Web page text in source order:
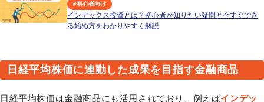
#初心者向け
インデックス投資とは？初心者が知りたい疑問と今すぐでき
る始め方をわかりやすく解説
日経平均株価に連動した成果を目指す金融商品
日経平均株価は金融商品にも活用されており、例えばインデッ